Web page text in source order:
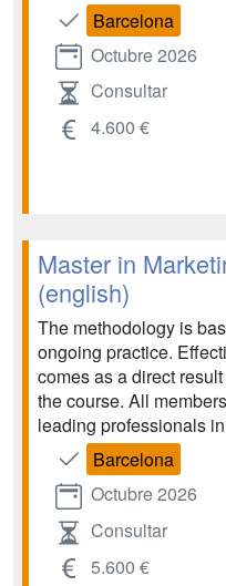
Barcelona
Octubre 2026
Consultar
4.600 €
Master in
(english)
The methodology is
ongoing practice.
comes as a direct
the course. All
leading professionals
Barcelona
Octubre 2026
Consultar
5.600 €